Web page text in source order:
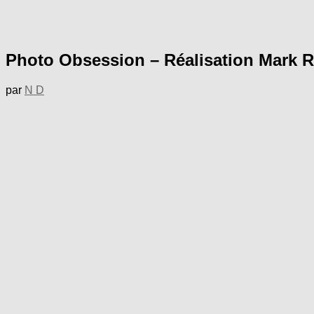
Photo Obsession – Réalisation Mark
par N D